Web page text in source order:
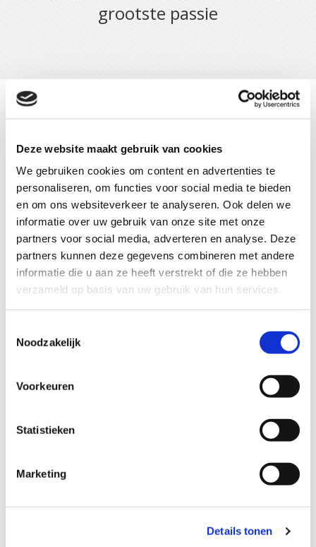
Deze website maakt gebruik van cookies
We gebruiken cookies om content en advertenties te
personaliseren, om functies voor social media te bieden
en om ons websiteverkeer te analyseren. Ook delen we
informatie over uw gebruik van onze site met onze
partners voor social media, adverteren en analyse. Deze
partners kunnen deze gegevens combineren met andere
informatie die u aan ze heeft verstrekt of die ze hebben
verzameld op basis van uw gebruik van hun services.
Noodzakelijk
Voorkeuren
Statistieken
Marketing
Details tonen
grootste passie
Stal
MB Dressage Stables is gevestigd in Nispen. Wij beschikken